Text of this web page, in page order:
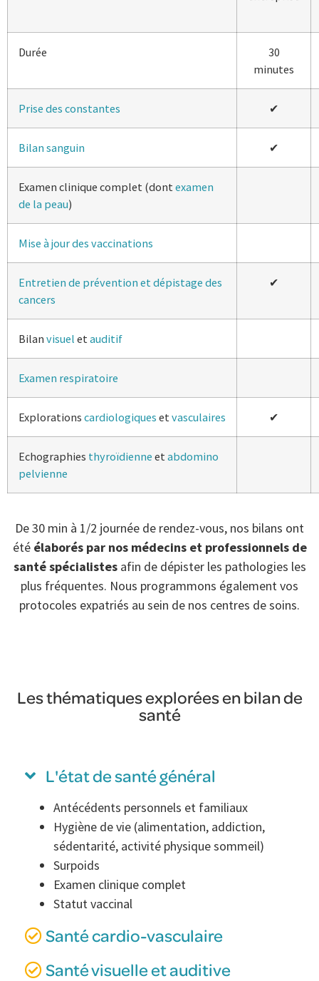
Durée
30
minutes
Prise des constantes ✔
Bilan sanguin ✔
Examen clinique complet (dont examen
de la peau)
Mise à jour des vaccinations
Entretien de prévention et dépistage des
cancers
✔
Bilan visuel et auditif
Examen respiratoire
Explorations cardiologiques et vasculaires ✔
Echographies thyroïdienne et abdomino
pelvienne
De 30 min à 1/2 journée de rendez-vous, nos bilans ont
été élaborés par nos médecins et professionnels de
santé spécialistesafin de dépister les pathologies les
plus fréquentes. Nous programmons également vos
protocoles expatriés au sein de nos centres de soins.
Les thématiques explorées en bilan de
santé
L'état de santé général
Antécédents personnels et familiaux
Hygiène de vie (alimentation, addiction,
sédentarité, activité physique sommeil)
Surpoids
Examen clinique complet
Statut vaccinal
Santé cardio-vasculaire
Santé visuelle et auditive